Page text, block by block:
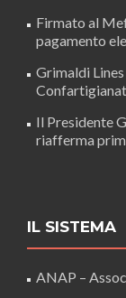
Firmato al
pagamento
Grimaldi
Il Presidente
riafferma
IL SISTEMA
ANAP –